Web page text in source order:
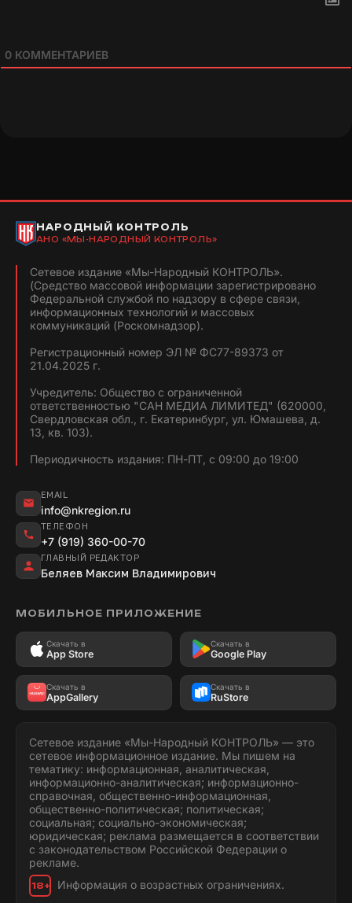
0 КОММЕНТАРИЕВ
НАРОДНЫЙ КОНТРОЛЬ
АНО «МЫ-НАРОДНЫЙ КОНТРОЛЬ»
Сетевое издание «Мы-Народный КОНТРОЛЬ».
(Средство массовой информации зарегистрировано
Федеральной службой по надзору в сфере связи,
информационных технологий и массовых
коммуникаций (Роскомнадзор).
Регистрационный номер ЭЛ № ФС77-89373 от
21.04.2025 г.
Учредитель: Общество с ограниченной
ответственностью "САН МЕДИА ЛИМИТЕД" (620000,
Свердловская обл., г. Екатеринбург, ул. Юмашева, д.
13, кв. 103).
Периодичность издания: ПН-ПТ, с 09:00 до 19:00
EMAIL
info@nkregion.ru
ТЕЛЕФОН
+7 (919) 360-00-70
ГЛАВНЫЙ РЕДАКТОР
Беляев Максим Владимирович
МОБИЛЬНОЕ ПРИЛОЖЕНИЕ
Скачать в
App Store
Скачать в
Google Play
Скачать в
AppGallery
Скачать в
RuStore
Сетевое издание «Мы-Народный КОНТРОЛЬ» — это
сетевое информационное издание. Мы пишем на
тематику: информационная, аналитическая,
информационно-аналитическая; информационно-
справочная, общественно-информационная,
общественно-политическая; политическая;
социальная; социально-экономическая;
юридическая; реклама размещается в соответствии
с законодательством Российской Федерации о
рекламе.
18+ Информация о возрастных ограничениях.